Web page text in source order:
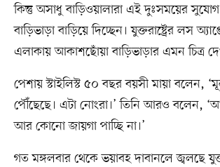
কিন্তু অসাধু বাড়িওয়ালারা এই দুঃসময়ের সুযোগ
বাড়িভাড়া বাড়িয়ে দিচ্ছেন। যুক্তরাষ্ট্রের লস
এলাকায় আকাশছোঁয়া বাড়িভাড়ার এমন চিত্র
পেশায় স্টাইলিস্ট ৫০ বছর বয়সী মায়া বলেন,
পৌঁছেছে। এটা নোংরা।’ তিনি আরও বলেন,
আর কোনো জায়গা পাচ্ছি না।’
গত মঙ্গলবার থেকে ভয়াবহ দাবানলে জ্বলছে